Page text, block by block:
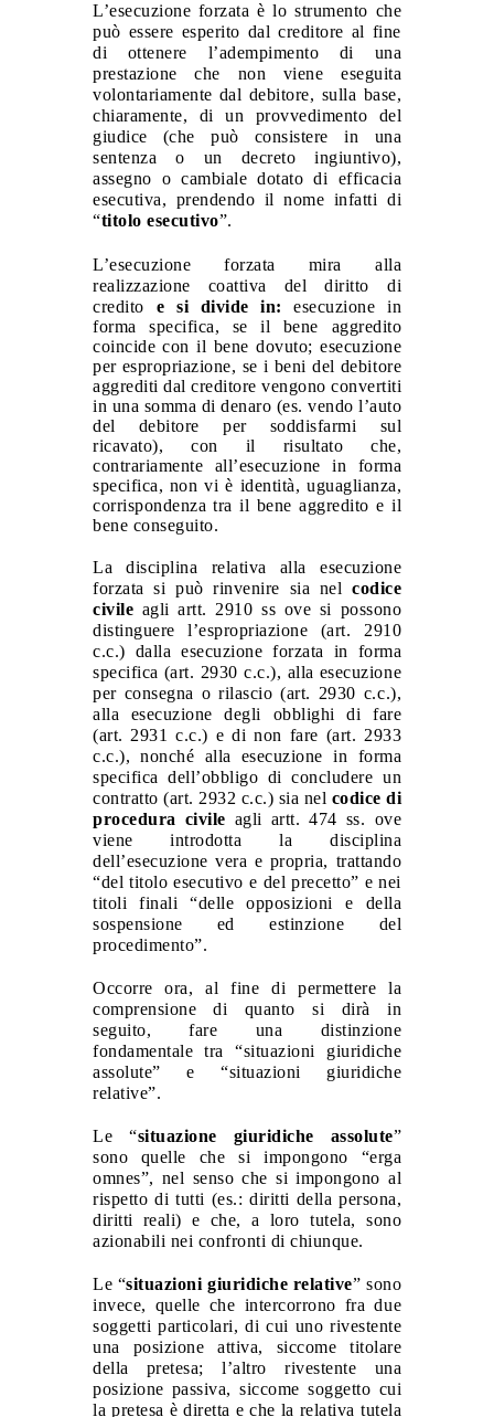
L’esecuzione forzata è lo strumento che
può essere esperito dal creditore al fine
di ottenere l’adempimento di una
prestazione che non viene eseguita
volontariamente dal debitore, sulla base,
chiaramente, di un provvedimento del
giudice (che può consistere in una
sentenza o un decreto ingiuntivo),
assegno o cambiale dotato di efficacia
esecutiva, prendendo il nome infatti di
“titolo esecutivo”.
L’esecuzione forzata mira alla
realizzazione coattiva del diritto di
credito
e si divide in:esecuzione in
forma specifica, se il bene aggredito
coincide con il bene dovuto; esecuzione
per espropriazione, se i beni del debitore
aggrediti dal creditore vengono convertiti
in una somma di denaro (es. vendo l’auto
del debitore per soddisfarmi sul
ricavato), con il risultato che,
contrariamente all’esecuzione in forma
specifica, non vi è identità, uguaglianza,
corrispondenza tra il bene aggredito e il
bene conseguito.
La disciplina relativa alla esecuzione
forzata si può rinvenire sia nel codice
civile agli artt. 2910 ss ove si possono
distinguere l’espropriazione (art. 2910
c.c.) dalla esecuzione forzata in forma
specifica (art. 2930 c.c.), alla esecuzione
per consegna o rilascio (art. 2930 c.c.),
alla esecuzione degli obblighi di fare
(art. 2931 c.c.) e di non fare (art. 2933
c.c.), nonché alla esecuzione in forma
specifica dell’obbligo di concludere un
contratto (art. 2932 c.c.) sia nel codice di
procedura civile agli artt. 474 ss. ove
viene introdotta la disciplina
dell’esecuzione vera e propria, trattando
“del titolo esecutivo e del precetto” e nei
titoli finali “delle opposizioni e della
sospensione ed estinzione del
procedimento”.
Occorre ora, al fine di permettere la
comprensione di quanto si dirà in
seguito, fare una distinzione
fondamentale tra “situazioni giuridiche
assolute” e “situazioni giuridiche
relative”.
Le “situazione giuridiche assolute”
sono quelle che si impongono “erga
omnes”, nel senso che si impongono al
rispetto di tutti (es.: diritti della persona,
diritti reali) e che, a loro tutela, sono
azionabili nei confronti di chiunque.
Le “situazioni giuridiche relative” sono
invece, quelle che intercorrono fra due
soggetti particolari, di cui uno rivestente
una posizione attiva, siccome titolare
della pretesa; l’altro rivestente una
posizione passiva, siccome soggetto cui
la pretesa è diretta e che la relativa tutela